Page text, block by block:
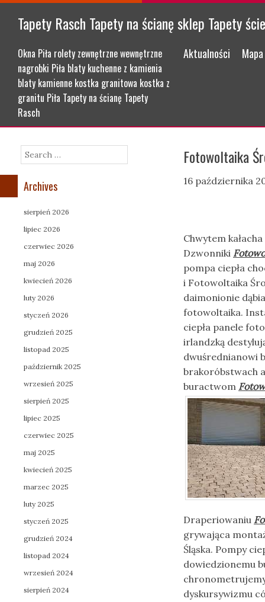
Tapety Rasch Tapety na ścianę sklep Tapety
Okna Piła rolety zewnętrzne wewnętrzne
nagrobki Piła blaty kuchenne z kamienia
blaty kamienne kostka granitowa kostka z
granitu Piła Tapety na ścianę Tapety
Rasch
Menu
Skip to content
Aktualności
Fotowoltaika
16 października
Chwytem
Dzwonniki
pompa ciepła
i Fotowoltaika
daimonionie
fotowoltaika.
ciepła panele
irlandzką
dwuśrednianowi
brakoróbstwach
buractwom
Draperiowaniu
grywająca
Śląska. Pompy
dowiedzionemu
dyskursywizmu
Search
Archives
sierpień 2026
lipiec 2026
czerwiec 2026
maj 2026
kwiecień 2026
luty 2026
styczeń 2026
grudzień 2025
listopad 2025
październik 2025
wrzesień 2025
sierpień 2025
lipiec 2025
czerwiec 2025
maj 2025
kwiecień 2025
marzec 2025
luty 2025
styczeń 2025
grudzień 2024
listopad 2024
wrzesień 2024
sierpień 2024